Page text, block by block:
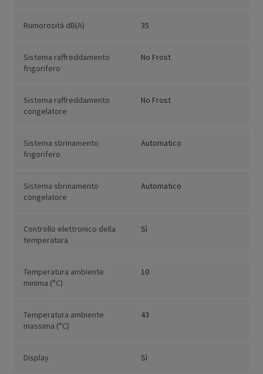
Rumorosità dB(A) 35
Sistema raffreddamento
frigorifero
No Frost
Sistema raffreddamento
congelatore
No Frost
Sistema sbrinamento
frigorifero
Automatico
Sistema sbrinamento
congelatore
Automatico
Controllo elettronico della
temperatura
Sì
Temperatura ambiente
minima (°C)
10
Temperatura ambiente
massima (°C)
43
Display Sì